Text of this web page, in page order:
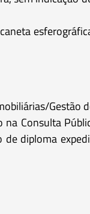
Gestão
Consulta
diploma